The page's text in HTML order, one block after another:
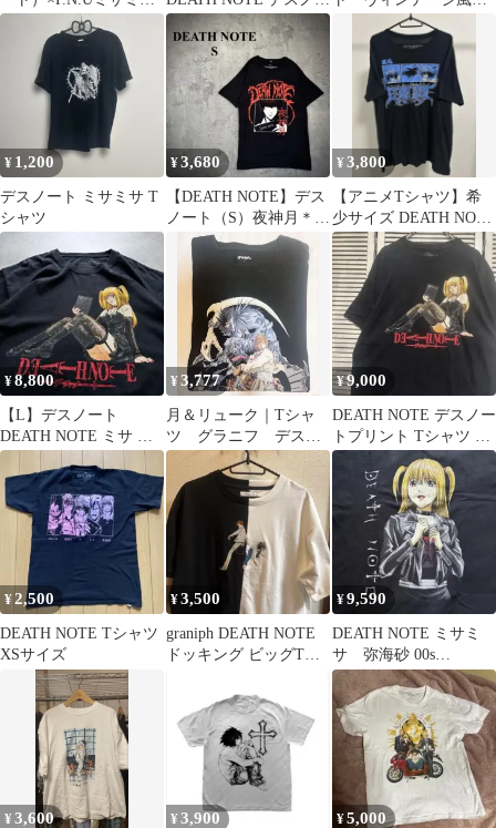
Tee ブラック 極美品
ト メロ Tシャツ
シャツ XL弥 海砂
¥ 1,200
デスノート ミサミサ T
シャツ
¥3,680
【DEATH NOTE】デス
ノート（S）夜神月＊ア
ニメTシャツ＊キャラT
¥3,800
【アニメTシャツ】希
少サイズ DEATH NOTE
デスノート LエルTシャ
ツ
¥8,800
【L】デスノート
DEATH NOTE ミサ ア
ニメ Tシャツ 00s 海外
公式
¥3,777
月＆リューク｜Tシャ
ツ グラニフ デスノ
ート L サイズ
¥9,000
DEATH NOTE デスノー
トプリント Tシャツ ク
ルーネック
¥2,500
DEATH NOTE Tシャツ
XSサイズ
¥3,500
graniph DEATH NOTE
ドッキング ビッグTシ
¥9,590
DEATH NOTE ミサミ
サ 弥海砂 00s
VINTAGE Tee
¥3,600 ¥ 3,900 ¥5,000